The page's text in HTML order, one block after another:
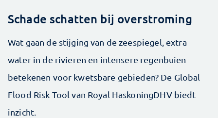
Schade schatten bij overstroming
Wat gaan de stijging van de zeespiegel, extra
water in de rivieren en intensere regenbuien
betekenen voor kwetsbare gebieden? De Global
Flood Risk Tool van Royal HaskoningDHV biedt
inzicht.